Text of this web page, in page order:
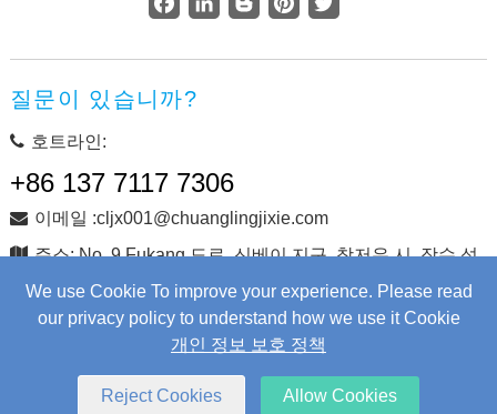
We use Cookie To improve your experience. Please read
our privacy policy to understand how we use it Cookie
개인 정보 보호 정책
Reject Cookies Allow Cookies
Facebook
LinkedInBloggerPinterestTwitter
질문이 있습니까?
호트라인:
+86 137 7117 7306
이메일 :cljx001@chuanglingjixie.com
주소: No. 9 Fukang 도로, 신베이 지구, 창저우 시, 장수 성,
중국
유.
Web Developmentby Wangke
사이트지도